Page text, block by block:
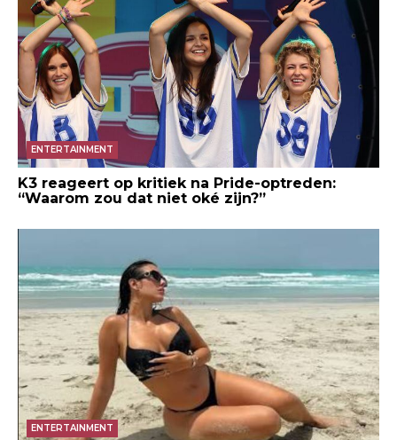
ENTERTAINMENT
K3 reageert op kritiek na Pride-optreden:
“Waarom zou dat niet oké zijn?”
ENTERTAINMENT